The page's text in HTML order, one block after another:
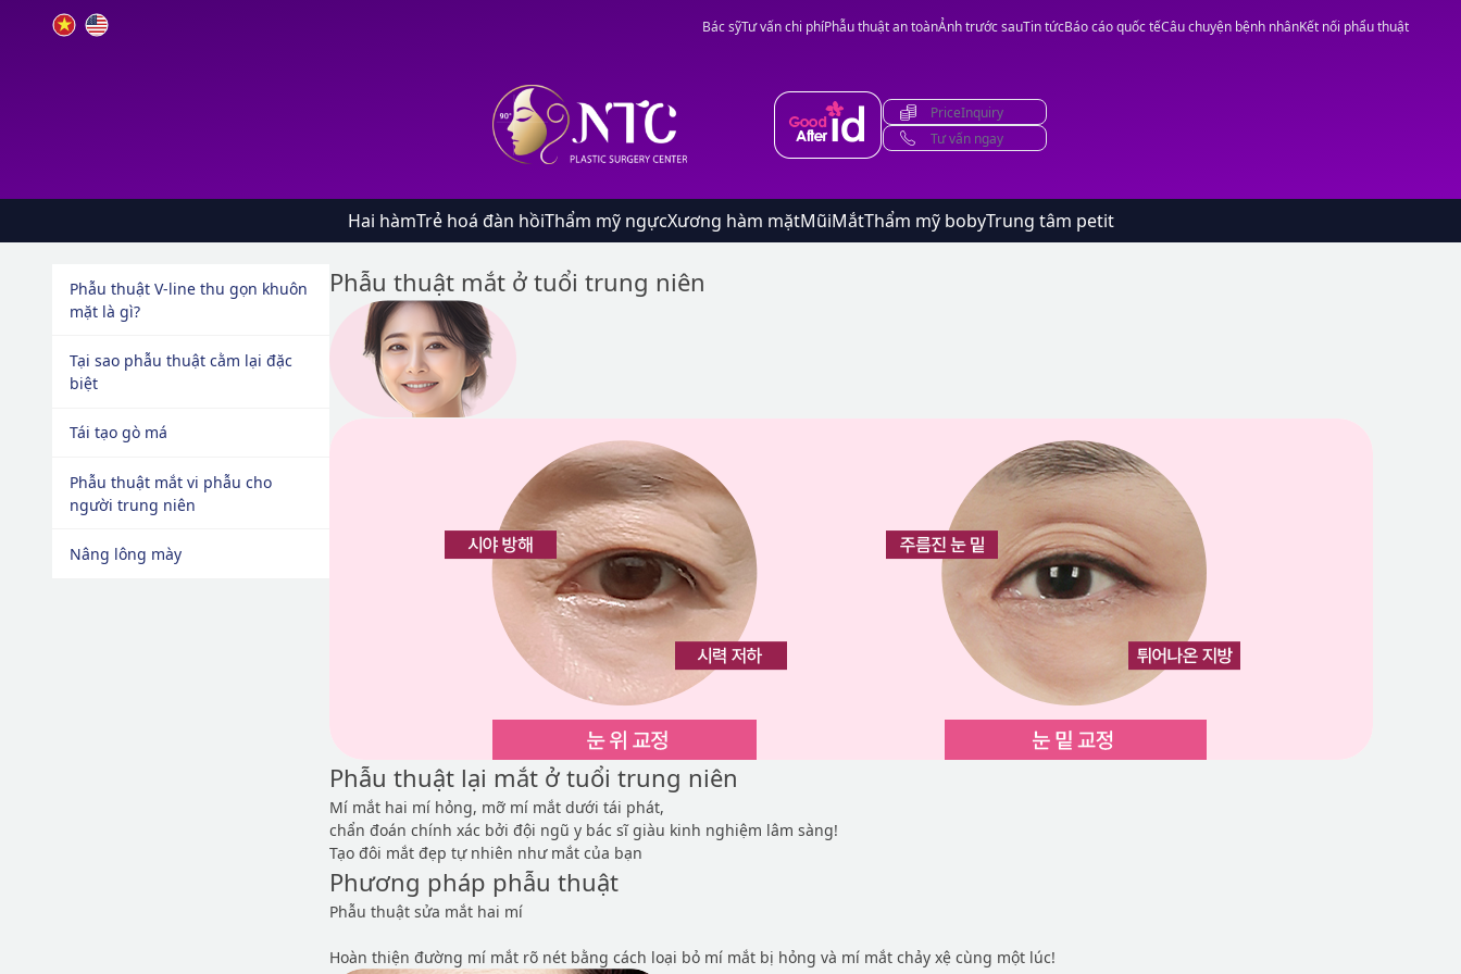
Bác sỹTư vấn chi phíPhẫu thuật an toànẢnh trước sauTin tứcBáo cáo quốc tếCâu chuyện bệnh nhânKết nối phẩu thuật
PriceInquiry
Tư vấn ngay
Hai hàmTrẻ hoá đàn hồiThẩm mỹ ngựcXương hàm mặtMũiMắtThẩm mỹ bobyTrung tâm petit
Phẫu thuật V-line thu gọn khuôn
mặt là gì?
Tại sao phẫu thuật cằm lại đặc
biệt
Tái tạo gò má
Phẫu thuật mắt vi phẫu cho
người trung niên
Nâng lông mày
Phẫu thuật mắt ở tuổi trung niên
Phẫu thuật lại mắt ở tuổi trung niên
Mí mắt hai mí hỏng, mỡ mí mắt dưới tái phát,
chẩn đoán chính xác bởi đội ngũ y bác sĩ giàu kinh nghiệm lâm sàng!
Tạo đôi mắt đẹp tự nhiên như mắt của bạn
Phương pháp phẫu thuật
Phẫu thuật sửa mắt hai mí
Hoàn thiện đường mí mắt rõ nét bằng cách loại bỏ mí mắt bị hỏng và mí mắt chảy xệ cùng một lúc!